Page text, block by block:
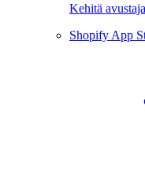
Kehitä
Shopify App